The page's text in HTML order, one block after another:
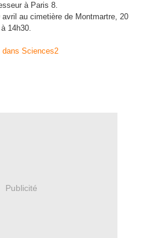
à Paris 8.
avril au cimetière de Montmartre, 20
14h30.
dans Sciences2
Publicité